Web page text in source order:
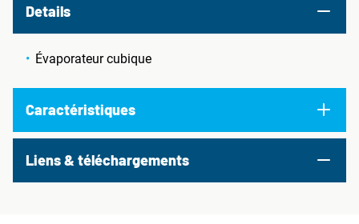
Details
Évaporateur cubique
Caractéristiques
Liens & téléchargements